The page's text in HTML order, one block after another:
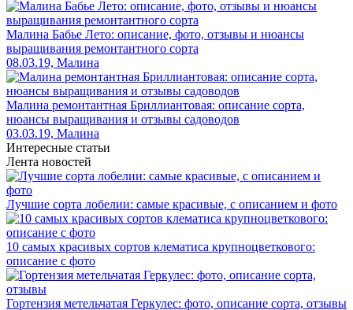
Малина Бабье Лето: описание, фото, отзывы и нюансы
выращивания ремонтантного сорта
08.03.19, Малина
Малина ремонтантная Бриллиантовая: описание сорта,
нюансы выращивания и отзывы садоводов
03.03.19, Малина
Интересные статьи
Лента новостей
Лучшие сорта лобелии: самые красивые, с описанием и фото
10 самых красивых сортов клематиса крупноцветкового:
описание с фото
Гортензия метельчатая Геркулес: фото, описание сорта, отзывы